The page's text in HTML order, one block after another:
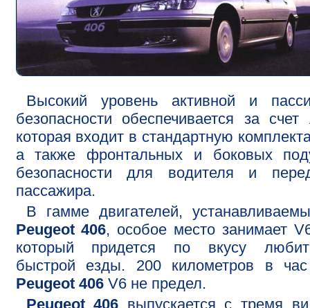
Высокий уровень активной и
безопасности обеспечивается за
которая входит в стандартную
а также фронтальных и боковых
безопасности для водителя и
пассажира.
В гамме двигателей,
Peugeot 406, особое место занимает
который придется по вкусу
быстрой езды. 200 километров в
Peugeot 406V6 не предел.
Peugeot 406 выпускается с тремя